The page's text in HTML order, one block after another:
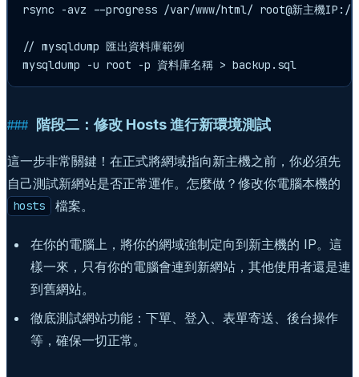
rsync -avz --progress /var/www/html/ root@新主機IP:/
// mysqldump 匯出資料庫範例
mysqldump -u root -p 資料庫名稱 > backup.sql
階段二：修改 Hosts 進行新環境測試
這一步非常關鍵！在正式將網域指向新主機之前，你必須先
自己測試新網站是否正常運作。怎麼做？修改你電腦本機的
hosts 檔案。
在你的電腦上，將你的網域強制定向到新主機的 IP。這
樣一來，只有你的電腦會連到新網站，其他使用者還是連
到舊網站。
徹底測試網站功能：下單、登入、表單寄送、後台操作
等，確保一切正常。